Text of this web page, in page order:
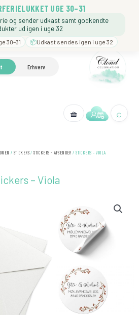
UGE 30–31
og sender udkast samt godkendte
ud igen i uge 32
30–31 📦Udkast sendes igen i uge 32
Erhverv
🧺 ⌕
❓️ BESØG
/ STICKERS/STICKERS - AFSENDER / STICKERS – VIOLA
– Viola